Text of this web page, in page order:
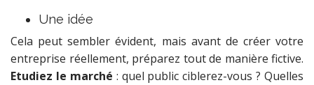
Une idée
Cela peut sembler évident, mais avant de créer votre
entreprise réellement, préparez tout de manière fictive.
Etudiez le marché : quel public ciblerez-vous ? Quelles